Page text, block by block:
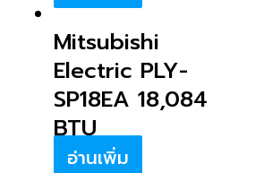
Mitsubishi
Electric PLY-
SP18EA 18,084
BTU
อ่านเพิ่ม